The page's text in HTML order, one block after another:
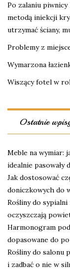
Po zalaniu
metodą iniekcji
utrzymać ściany,
Problemy z
Wymarzona
Wiszący fotel w
Ostatnie
Meble na wymiar:
idealnie pasowały
Jak dostosować
doniczkowych do
Rośliny do
oczyszczają
Harmonogram
dopasowane do
Rośliny do salonu
i zadbać o nie w